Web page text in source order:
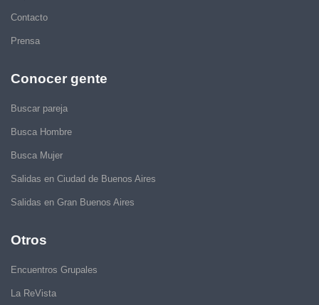
Contacto
Prensa
Conocer gente
Buscar pareja
Busca Hombre
Busca Mujer
Salidas en Ciudad de Buenos Aires
Salidas en Gran Buenos Aires
Otros
Encuentros Grupales
La ReVista